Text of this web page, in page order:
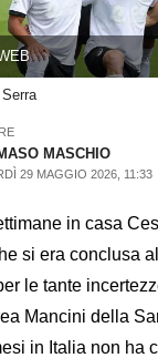
MASCHIO
29 MAGGIO 2026, 11:33
in casa
si era conclusa
le tante
Mancini della
in Italia non ha